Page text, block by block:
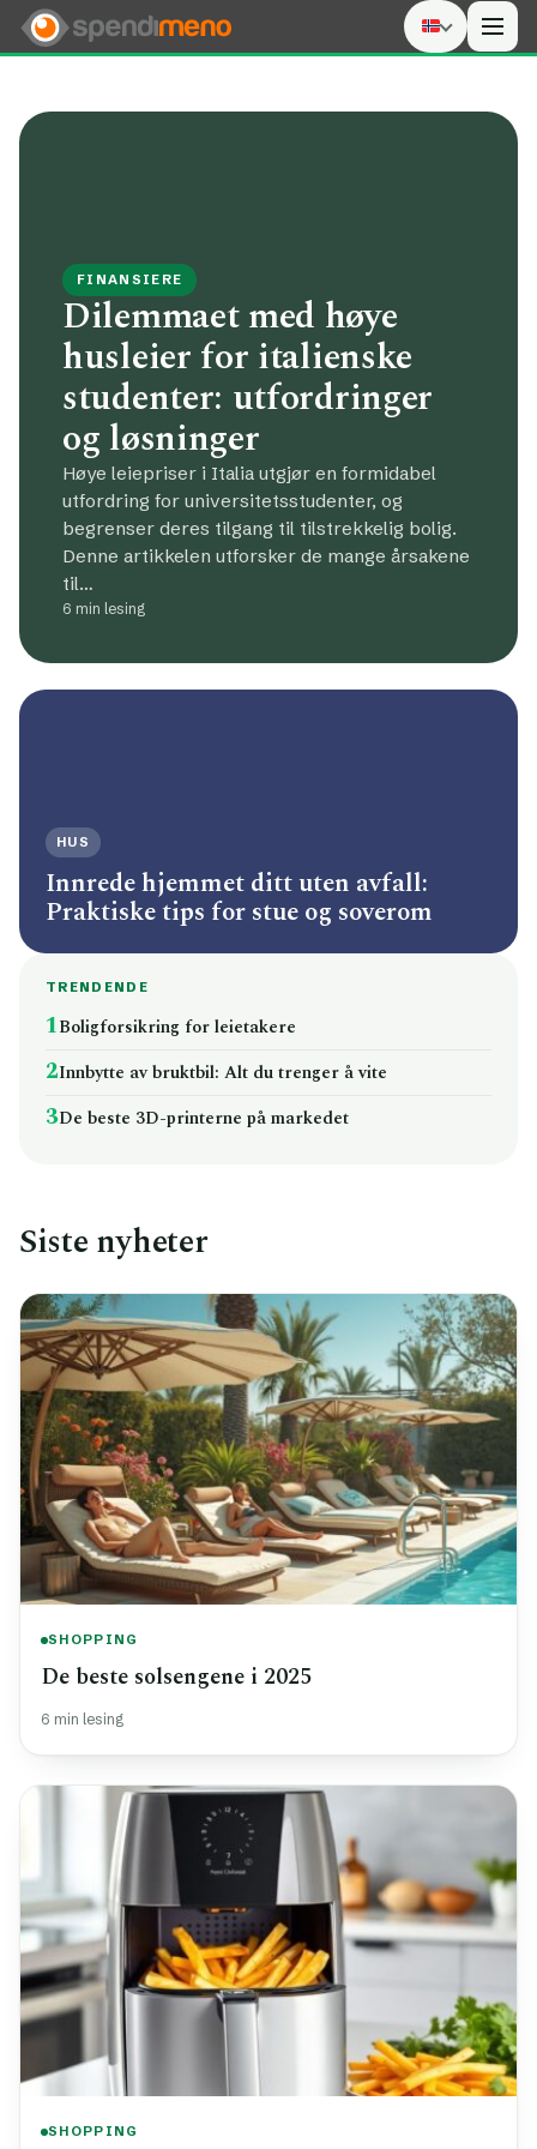
FINANSIERE
Dilemmaet med høye
husleier for italienske
studenter: utfordringer
og løsninger
Høye leiepriser i Italia utgjør en formidabel
utfordring for universitetsstudenter, og
begrenser deres tilgang til tilstrekkelig bolig.
Denne artikkelen utforsker de mange årsakene
til…
6 min lesing
HUS
Innrede hjemmet ditt uten avfall:
Praktiske tips for stue og soverom
TRENDENDE
1Boligforsikring for leietakere
2Innbytte av bruktbil: Alt du trenger å vite
3De beste 3D-printerne på markedet
Siste nyheter
SHOPPING
De beste solsengene i 2025
6 min lesing
SHOPPING